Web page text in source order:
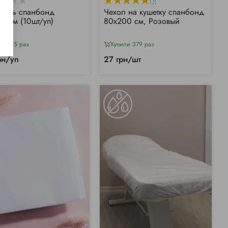
спанбонд
(10шт/уп)
55 раз
уп
Чехол на кушетку спанбонд
80х200 см, Розовый
Купили 379 раз
27 грн/шт